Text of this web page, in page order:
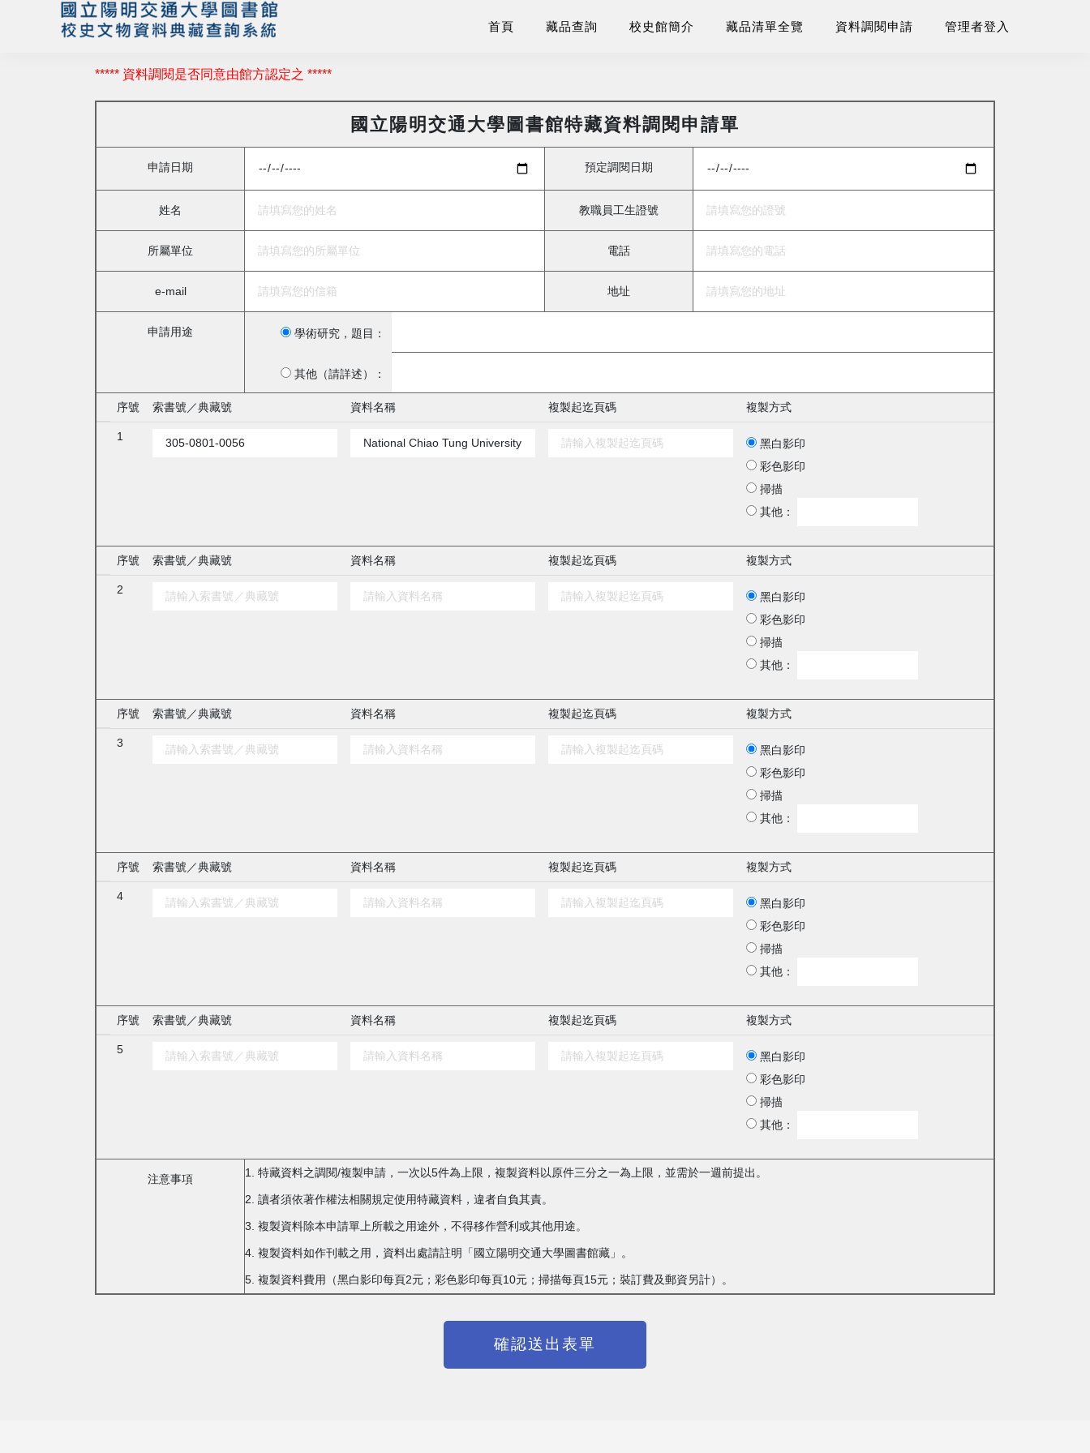
首頁 藏品查詢 校史館簡介 藏品清單全覽 資料調閱申請 管理者登入
***** 資料調閱是否同意由館方認定之 *****
國立陽明交通大學圖書館特藏資料調閱申請單
申請日期 預定調閱日期
姓名 教職員工生證號
所屬單位 電話
e-mail 地址
申請用途 學術研究，題目：
其他（請詳述）：
序號 索書號／典藏號 資料名稱 複製起迄頁碼 複製方式
1
黑白影印
彩色影印
掃描
其他：
序號 索書號／典藏號 資料名稱 複製起迄頁碼 複製方式
2
黑白影印
彩色影印
掃描
其他：
序號 索書號／典藏號 資料名稱 複製起迄頁碼 複製方式
3
黑白影印
彩色影印
掃描
其他：
序號 索書號／典藏號 資料名稱 複製起迄頁碼 複製方式
4
黑白影印
彩色影印
掃描
其他：
序號 索書號／典藏號 資料名稱 複製起迄頁碼 複製方式
5
黑白影印
彩色影印
掃描
其他：
注意事項
1. 特藏資料之調閱/複製申請，一次以5件為上限，複製資料以原件三分之一為上限，並需於一週前提出。
2. 讀者須依著作權法相關規定使用特藏資料，違者自負其責。
3. 複製資料除本申請單上所載之用途外，不得移作營利或其他用途。
4. 複製資料如作刊載之用，資料出處請註明「國立陽明交通大學圖書館藏」。
5. 複製資料費用（黑白影印每頁2元；彩色影印每頁10元；掃描每頁15元；裝訂費及郵資另計）。